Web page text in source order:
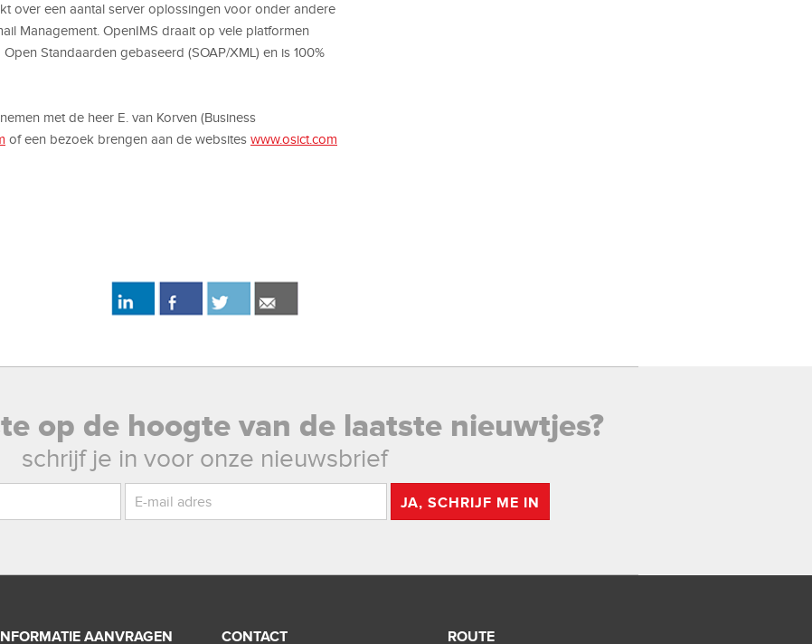
over een aantal server oplossingen voor onder andere
Management. OpenIMS draait op vele platformen
Standaarden gebaseerd (SOAP/XML) en is 100%
met de heer E. van Korven (Business
of een bezoek brengen aan de websites www.osict.com
op de hoogte van de laatste nieuwtjes?
schrijf je in voor onze nieuwsbrief
JA, SCHRIJF ME IN
AANVRAGEN CONTACT ROUTE